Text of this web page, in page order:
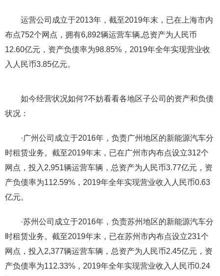
运营公司成立于2013年，截至2019年末，已在上海市内
布点752个网点，拥有6,892辆运营车辆,总资产为人民币
12.60亿元，资产负债率为98.85%，2019年全年实现营业收
入人民币3.85亿元。
如今经营状况如何?不妨看看各地区子公司的资产和负债
状况：
·广州公司成立于2016年，负责广州地区的新能源汽车分
时租赁业务。截至2019年末，已在广州市内布点设立312个
网点，投入2,951辆运营车辆，总资产为人民币3.77亿元，资
产负债率为112.59%，2019年全年实现营业收入人民币0.63
亿元。
·苏州公司成立于2016年，负责苏州地区的新能源汽车分
时租赁业务。截至2019年末，已在苏州市内布点设立231个
网点，投入2,377辆运营车辆，总资产为人民币2.45亿元，资
产负债率为112.33%，2019年全年实现营业收入人民币0.24